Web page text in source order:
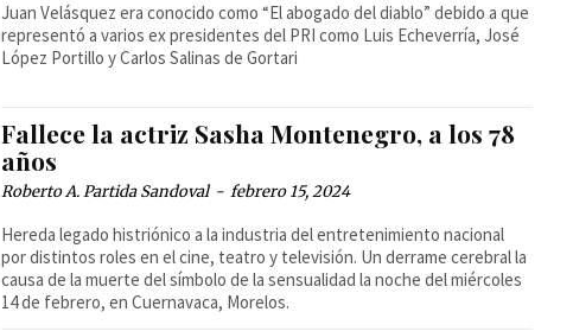
Juan Velásquez era conocido como “El abogado del diablo” debido a que
representó a varios ex presidentes del PRI como Luis Echeverría, José
López Portillo y Carlos Salinas de Gortari
Fallece la actriz Sasha Montenegro, a los 78
años
Roberto A. Partida Sandoval - febrero 15, 2024
Hereda legado histriónico a la industria del entretenimiento nacional
por distintos roles en el cine, teatro y televisión. Un derrame cerebral la
causa de la muerte del símbolo de la sensualidad la noche del miércoles
14 de febrero, en Cuernavaca, Morelos.